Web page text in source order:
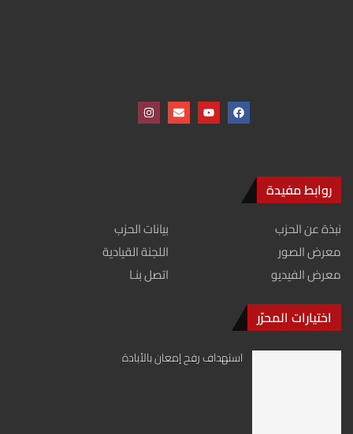
روابط مفيدة
نبذة عن الحزب
بيانات الحزب
معرض الصور
اللجنة القيادية
معرض الفيديو
اتصل بنـا
اختيارات المحرّر
استهداف رفح إمعان بالأبادة